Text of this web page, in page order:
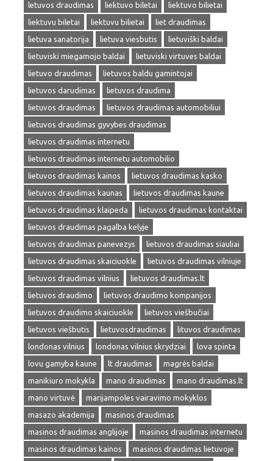
letuvos draudimas
liektuvo biletai
liektuvo bilietai
liektuvu biletai
liektuvu bilietai
liet draudimas
lietuva sanatorija
lietuva viesbutis
lietuviški baldai
lietuviski miegamojo baldai
lietuviski virtuves baldai
lietuvo draudimas
lietuvos baldu gamintojai
lietuvos darudimas
lietuvos draudima
lietuvos draudimas
lietuvos draudimas automobiliui
lietuvos draudimas gyvybes draudimas
lietuvos draudimas internetu
lietuvos draudimas internetu automobilio
lietuvos draudimas kainos
lietuvos draudimas kasko
lietuvos draudimas kaunas
lietuvos draudimas kaune
lietuvos draudimas klaipeda
lietuvos draudimas kontaktai
lietuvos draudimas pagalba kelyje
lietuvos draudimas panevezys
lietuvos draudimas siauliai
lietuvos draudimas skaiciuokle
lietuvos draudimas vilniuje
lietuvos draudimas vilnius
lietuvos draudimas.lt
lietuvos draudimo
lietuvos draudimo kompanijos
lietuvos draudimo skaiciuokle
lietuvos viešbučiai
lietuvos viešbutis
lietuvosdraudimas
lituvos draudimas
londonas vilnius
londonas vilnius skrydziai
lova spinta
lovu gamyba kaune
lt draudimas
magrės baldai
manikiuro mokykla
mano draudimas
mano draudimas.lt
mano virtuvė
marijampoles vairavimo mokyklos
masazo akademija
masinos draudimas
masinos draudimas anglijoje
masinos draudimas internetu
masinos draudimas kainos
masinos draudimas lietuvoje